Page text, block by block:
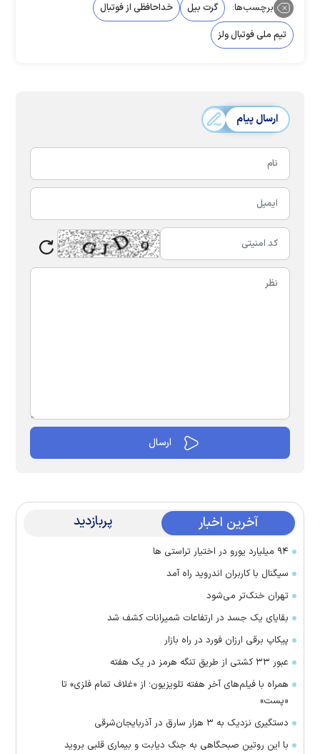
برچسب‌ها: گرت بیل
خداحافظی از فوتبال
تیم ملی فوتبال ولز
ارسال پیام
آخرین اخبار پربازدید
۹۴ میلیارد یورو در اختیار تراستی ها
سیگنال با کاربران اندروید راه آمد
تهران خنک‌تر می‌شود
بقایای یک جسد در ارتفاعات شمیرانات کشف شد
پیکاپ برقی ارزان فورد در راه بازار
عبور ۳۳ کشتی از طریق تنگه هرمز در یک هفته
همراه با فیلم‌های آخر هفته تلویزیون؛ از «غلاف تمام فلزی» تا
«پست»
دستگیری نزدیک به ۳ هزار سارق در آذربایجان‌شرقی
با این روتین صبحگاهی به جنگ دیابت و بیماری قلبی بروید